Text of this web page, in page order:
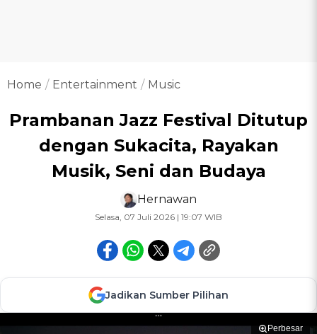
Home Entertainment Music
Prambanan Jazz Festival Ditutup
dengan Sukacita, Rayakan
Musik, Seni dan Budaya
Hernawan
Selasa, 07 Juli 2026 | 19:07 WIB
Jadikan Sumber Pilihan
Perbesar